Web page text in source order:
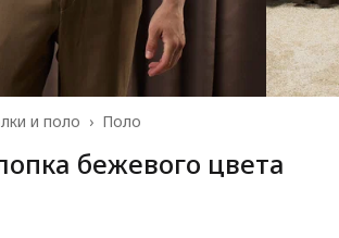
Поло
и поло ›
бежевого цвета